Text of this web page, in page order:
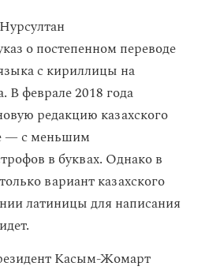
о постепенном переводе
с кириллицы на
В феврале 2018 года
редакцию казахского
— с меньшим
в буквах. Однако в
вариант казахского
латиницы для написания
Касым-Жомарт